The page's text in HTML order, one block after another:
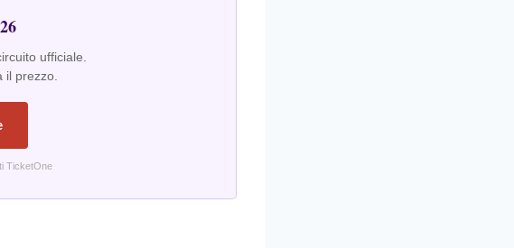
ufficiale.
il prezzo.
TicketOne